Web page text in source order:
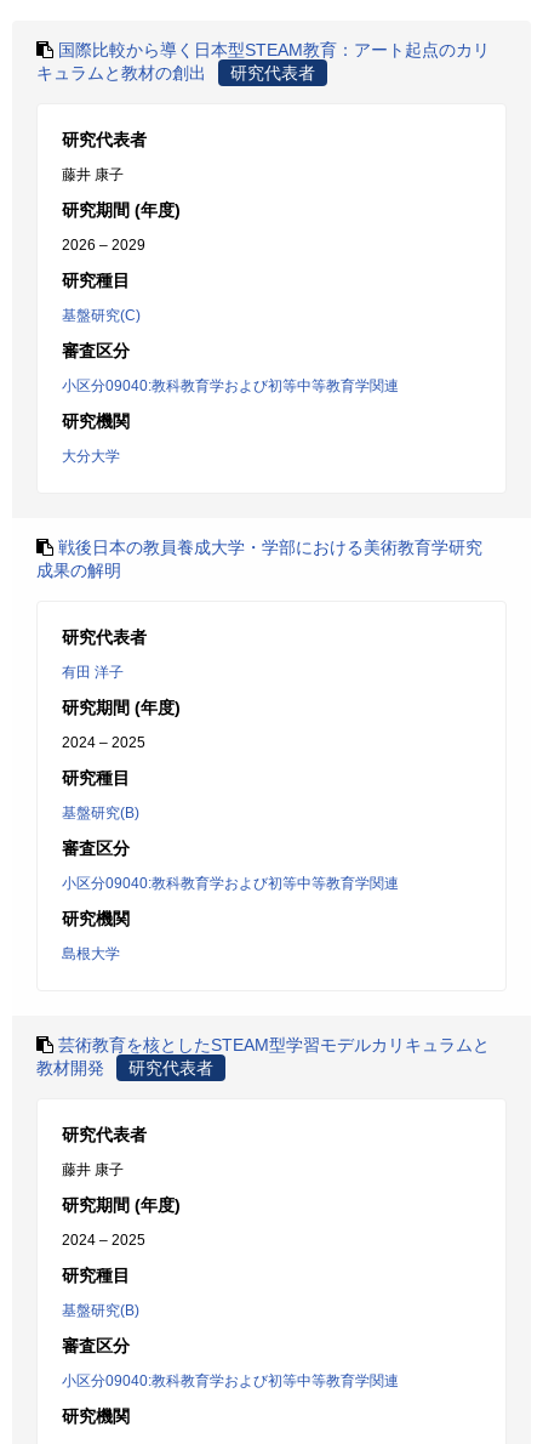
国際比較から導く日本型STEAM教育：アート起点のカリ
キュラムと教材の創出
研究代表者
研究代表者
藤井 康子
研究期間 (年度)
2026 – 2029
研究種目
基盤研究(C)
審査区分
小区分09040:教科教育学および初等中等教育学関連
研究機関
大分大学
戦後日本の教員養成大学・学部における美術教育学研究
成果の解明
研究代表者
有田 洋子
研究期間 (年度)
2024 – 2025
研究種目
基盤研究(B)
審査区分
小区分09040:教科教育学および初等中等教育学関連
研究機関
島根大学
芸術教育を核としたSTEAM型学習モデルカリキュラムと
教材開発
研究代表者
研究代表者
藤井 康子
研究期間 (年度)
2024 – 2025
研究種目
基盤研究(B)
審査区分
小区分09040:教科教育学および初等中等教育学関連
研究機関